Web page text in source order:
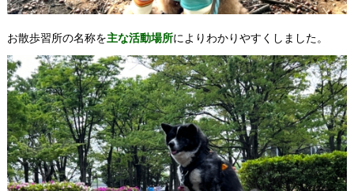
お散歩習所の名称を主な活動場所によりわかりやすくしました。